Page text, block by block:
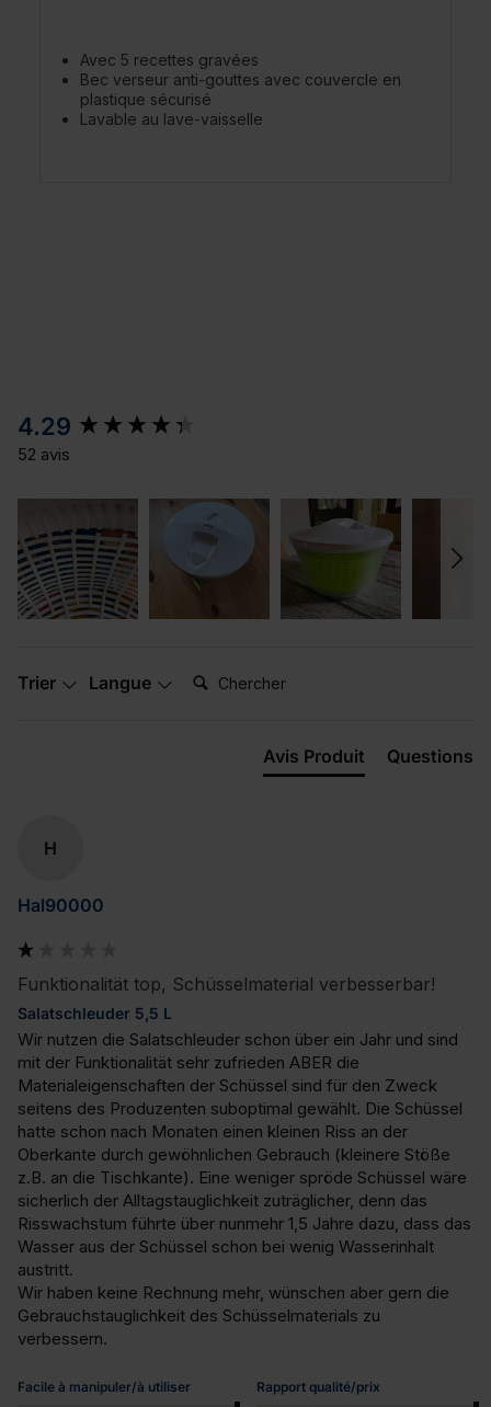
Avec 5 recettes gravées
Bec verseur anti-gouttes avec couvercle en
plastique sécurisé
Lavable au lave-vaisselle
4.29
52 avis
Trier Langue Chercher:
Avis Produit Questions
H
Hal90000
Funktionalität top, Schüsselmaterial verbesserbar!
Salatschleuder 5,5 L
Wir nutzen die Salatschleuder schon über ein Jahr und sind
mit der Funktionalität sehr zufrieden ABER die
Materialeigenschaften der Schüssel sind für den Zweck
seitens des Produzenten suboptimal gewählt. Die Schüssel
hatte schon nach Monaten einen kleinen Riss an der
Oberkante durch gewöhnlichen Gebrauch (kleinere Stöße
z.B. an die Tischkante). Eine weniger spröde Schüssel wäre
sicherlich der Alltagstauglichkeit zuträglicher, denn das
Risswachstum führte über nunmehr 1,5 Jahre dazu, dass das
Wasser aus der Schüssel schon bei wenig Wasserinhalt
austritt.
Wir haben keine Rechnung mehr, wünschen aber gern die
Gebrauchstauglichkeit des Schüsselmaterials zu
verbessern.
Facile à manipuler/à utiliser Rapport qualité/prix
New content loaded